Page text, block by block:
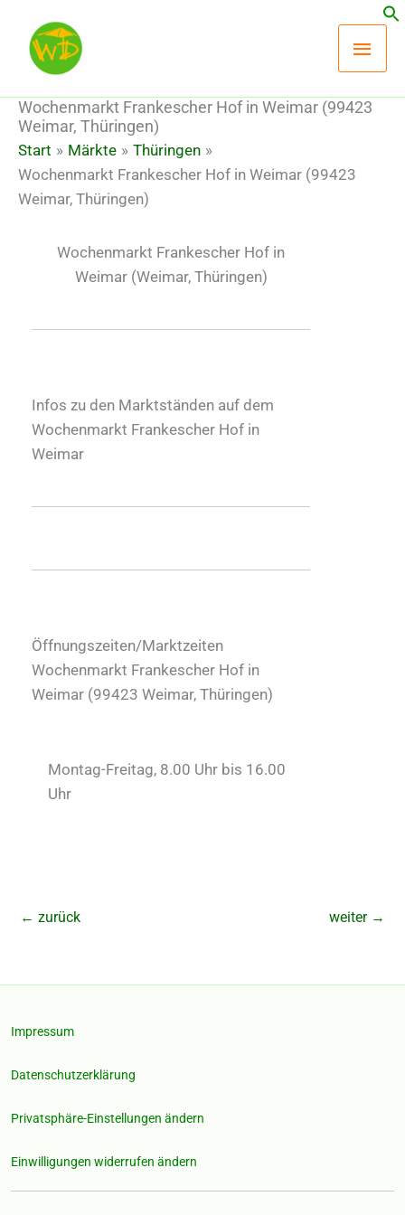
Inhalt
springen
Wochenmarkt Frankescher Hof in Weimar (99423
Weimar, Thüringen)
Start Märkte
Thüringen
Wochenmarkt Frankescher Hof in Weimar (99423
Weimar, Thüringen)
Wochenmarkt Frankescher Hof in
Weimar(Weimar, Thüringen)
Infos zu den Marktständen auf dem
Wochenmarkt Frankescher Hof in
Weimar
Öffnungszeiten/Marktzeiten
Wochenmarkt Frankescher Hof in
Weimar (99423 Weimar, Thüringen)
Montag-Freitag, 8.00 Uhr bis 16.00
Uhr
← zurück weiter →
Impressum
Datenschutzerklärung
Privatsphäre-Einstellungen ändern
Einwilligungen widerrufen ändern